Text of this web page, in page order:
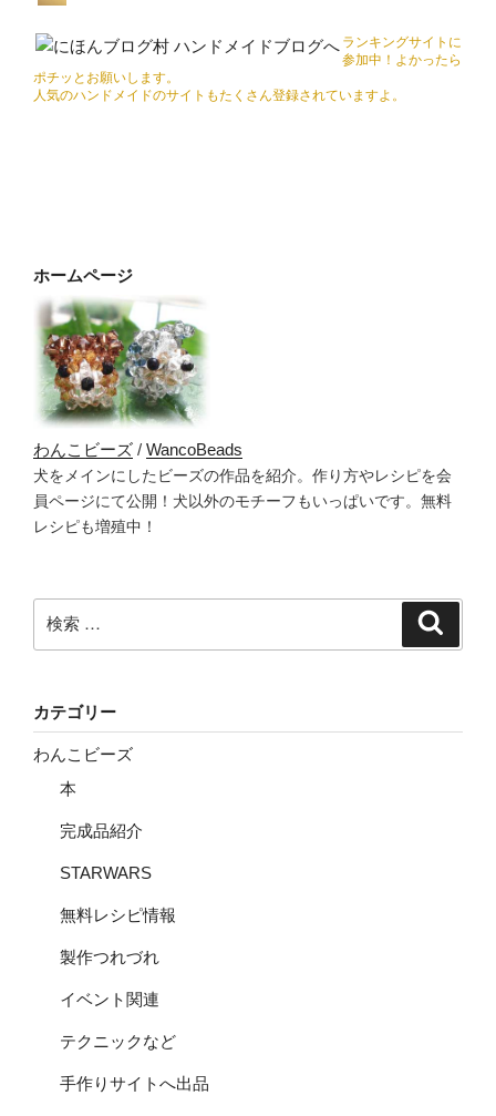
ランキングサイトに
参加中！よかったら
ポチッとお願いします。
人気のハンドメイドのサイトもたくさん登録されていますよ。
ホームページ
わんこビーズ / WancoBeads
犬をメインにしたビーズの作品を紹介。作り方やレシピを会
員ページにて公開！犬以外のモチーフもいっぱいです。無料
レシピも増殖中！
検
索:
カテゴリー
わんこビーズ
本
完成品紹介
STARWARS
無料レシピ情報
製作つれづれ
イベント関連
テクニックなど
手作りサイトへ出品